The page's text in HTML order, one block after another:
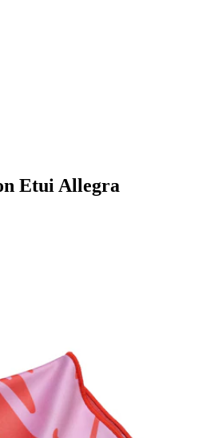
Etui Allegra